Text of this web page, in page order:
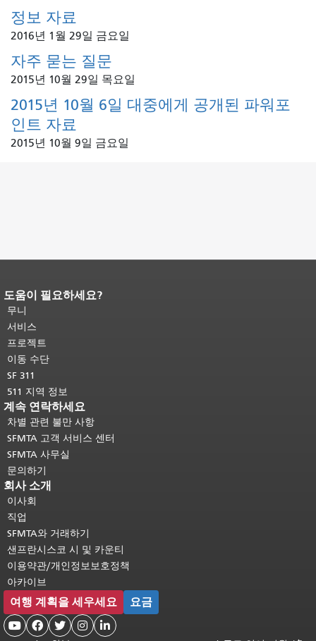
정보 자료
2016년 1월 29일 금요일
자주 묻는 질문
2015년 10월 29일 목요일
2015년 10월 6일 대중에게 공개된 파워포
인트 자료
2015년 10월 9일 금요일
페이지 내용 끝입니다.이 페이지의 나
머지 내용은 모든 페이지에 반복됩니
다.메인 콘텐츠 상단으로 돌아가려면
여기를 클릭하십시오
도움이 필요하세요?
무니
서비스
프로젝트
이동 수단
SF 311
511 지역 정보
계속 연락하세요
차별 관련 불만 사항
SFMTA 고객 서비스 센터
SFMTA 사무실
문의하기
회사 소개
이사회
직업
SFMTA와 거래하기
샌프란시스코 시 및 카운티
이용약관/개인정보보호정책
아카이브
여행 계획을 세우세요 요금
    